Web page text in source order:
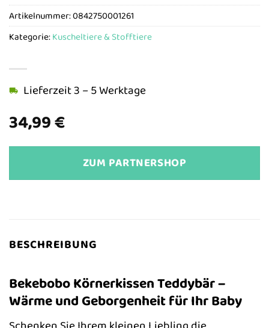
34,99€
Lieferzeit 3 – 5 Werktage
ZUM PARTNERSHOP
Artikelnummer:0842750001261
Kategorie:Kuscheltiere & Stofftiere
BESCHREIBUNG
Bekebobo Körnerkissen Teddybär –
Wärme und Geborgenheit für Ihr Baby